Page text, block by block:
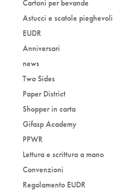
Cartoni per bevande
Astucci e scatole pieghevoli
EUDR
Anniversari
news
Two Sides
Paper District
Shopper in carta
Gifasp Academy
PPWR
Lettura e scrittura a mano
Convenzioni
Regolamento EUDR